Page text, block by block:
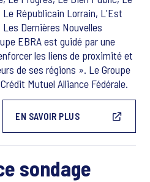
Républicain Lorrain, L'Est
Dernières Nouvelles
EBRA est guidé par une
les liens de proximité et
de ses régions ». Le Groupe
Mutuel Alliance Fédérale.
EN SAVOIR PLUS
sondage